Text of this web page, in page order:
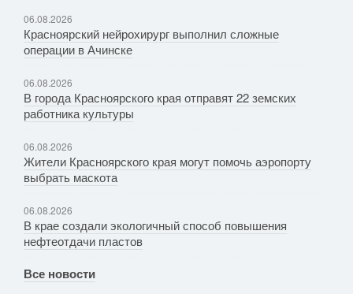
06.08.2026
Красноярский нейрохирург выполнил сложные
операции в Ачинске
06.08.2026
В города Красноярского края отправят 22 земских
работника культуры
06.08.2026
Жители Красноярского края могут помочь аэропорту
выбрать маскота
06.08.2026
В крае создали экологичный способ повышения
нефтеотдачи пластов
Все новости